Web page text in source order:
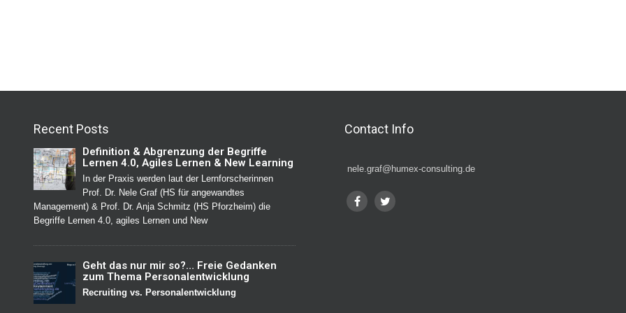
Recent Posts
Definition & Abgrenzung der Begriffe
Lernen 4.0, Agiles Lernen & New Learning
In der Praxis werden laut der Lernforscherinnen
Prof. Dr. Nele Graf (HS für angewandtes
Management) & Prof. Dr. Anja Schmitz (HS Pforzheim) die
Begriffe Lernen 4.0, agiles Lernen und New
Geht das nur mir so?… Freie Gedanken
zum Thema Personalentwicklung
Recruiting vs. Personalentwicklung
Contact Info
nele.graf@humex-consulting.de